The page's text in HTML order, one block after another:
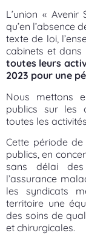
L’union «
qu’en l’absence
texte de loi,
cabinets et dans
toutes leurs
2023 pour une
Nous mettons
publics sur les
toutes les
Cette période
publics, en
sans délai des
l’assurance
les syndicats
territoire une
des soins de
et chirurgicales.